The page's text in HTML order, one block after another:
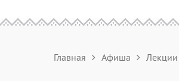
Главная Афиша Лекции